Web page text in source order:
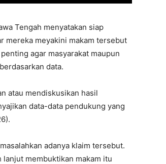
Tengah menyatakan siap
mereka meyakini makam tersebut
agar masyarakat maupun
data.
atau mendiskusikan hasil
data-data pendukung yang
adanya klaim tersebut.
membuktikan makam itu